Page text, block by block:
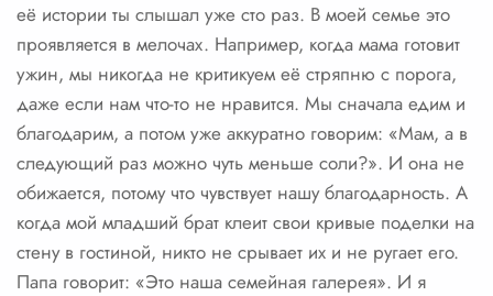
её истории ты слышал уже сто раз. В моей семье это
проявляется в мелочах. Например, когда мама готовит
ужин, мы никогда не критикуем её стряпню с порога,
даже если нам что-то не нравится. Мы сначала едим и
благодарим, а потом уже аккуратно говорим: «Мам, а в
следующий раз можно чуть меньше соли?». И она не
обижается, потому что чувствует нашу благодарность. А
когда мой младший брат клеит свои кривые поделки на
стену в гостиной, никто не срывает их и не ругает его.
Папа говорит: «Это наша семейная галерея». И я